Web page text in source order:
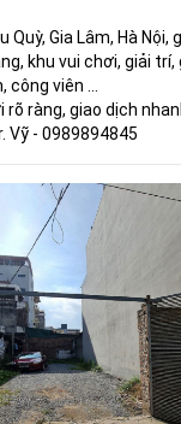
Gia Lâm, Hà Nội,
khu vui chơi, giải
viên ...
ràng, giao dịch
Vỹ - 0989894845